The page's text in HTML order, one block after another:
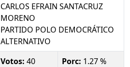
CARLOS EFRAIN SANTACRUZ
MORENO
PARTIDO POLO DEMOCRÁTICO
ALTERNATIVO
Votos: 40 Porc: 1.27 %